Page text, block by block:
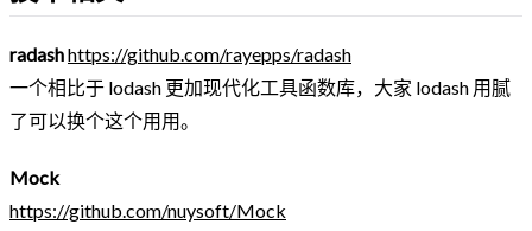
radashhttps://github.com/rayepps/radash
一个相比于 lodash 更加现代化工具函数库，大家 lodash 用腻
了可以换个这个用用。
Mock
https://github.com/nuysoft/Mock